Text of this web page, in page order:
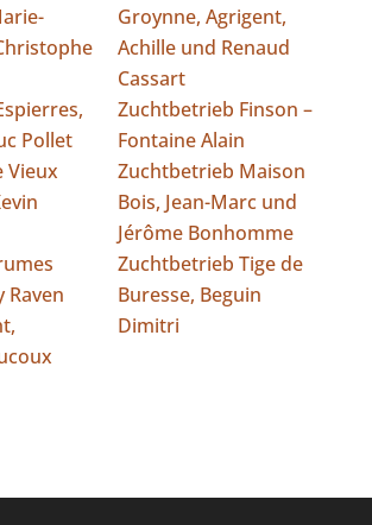
Pollet
Vieux
Raven
Groynne, Agrigent,
Achille und Renaud
Cassart
Zuchtbetrieb Finson –
Fontaine Alain
Zuchtbetrieb Maison
Bois, Jean-Marc und
Jérôme Bonhomme
Zuchtbetrieb Tige de
Buresse, Beguin
Dimitri